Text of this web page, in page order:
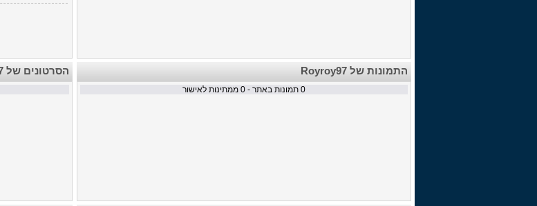
התמונות של Royroy97
0 תמונות באתר - 0 ממתינות לאישור
הסרטונים של Royroy97